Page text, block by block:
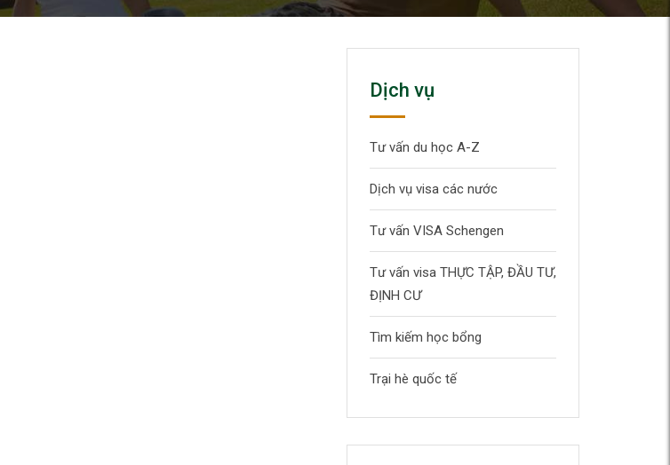
Dịch vụ
Tư vấn du học A-Z
Dịch vụ visa các nước
Tư vấn VISA Schengen
Tư vấn visa THỰC TẬP, ĐẦU TƯ,
ĐỊNH CƯ
Tìm kiếm học bổng
Trại hè quốc tế